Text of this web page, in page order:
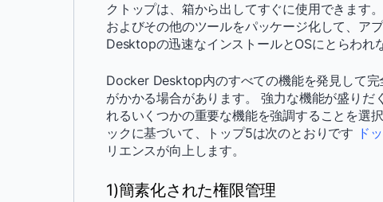
クトップは、箱から出してすぐに使用できます
およびその他のツールをパッケージ化して、ア
Desktopの迅速なインストールとOSにとらわれ
Docker Desktop内のすべての機能を発見して
がかかる場合があります。 強力な機能が盛り
れるいくつかの重要な機能を強調することを選
ックに基づいて、トップ5は次のとおりです ド
リエンスが向上します。
1)簡素化された権限管理